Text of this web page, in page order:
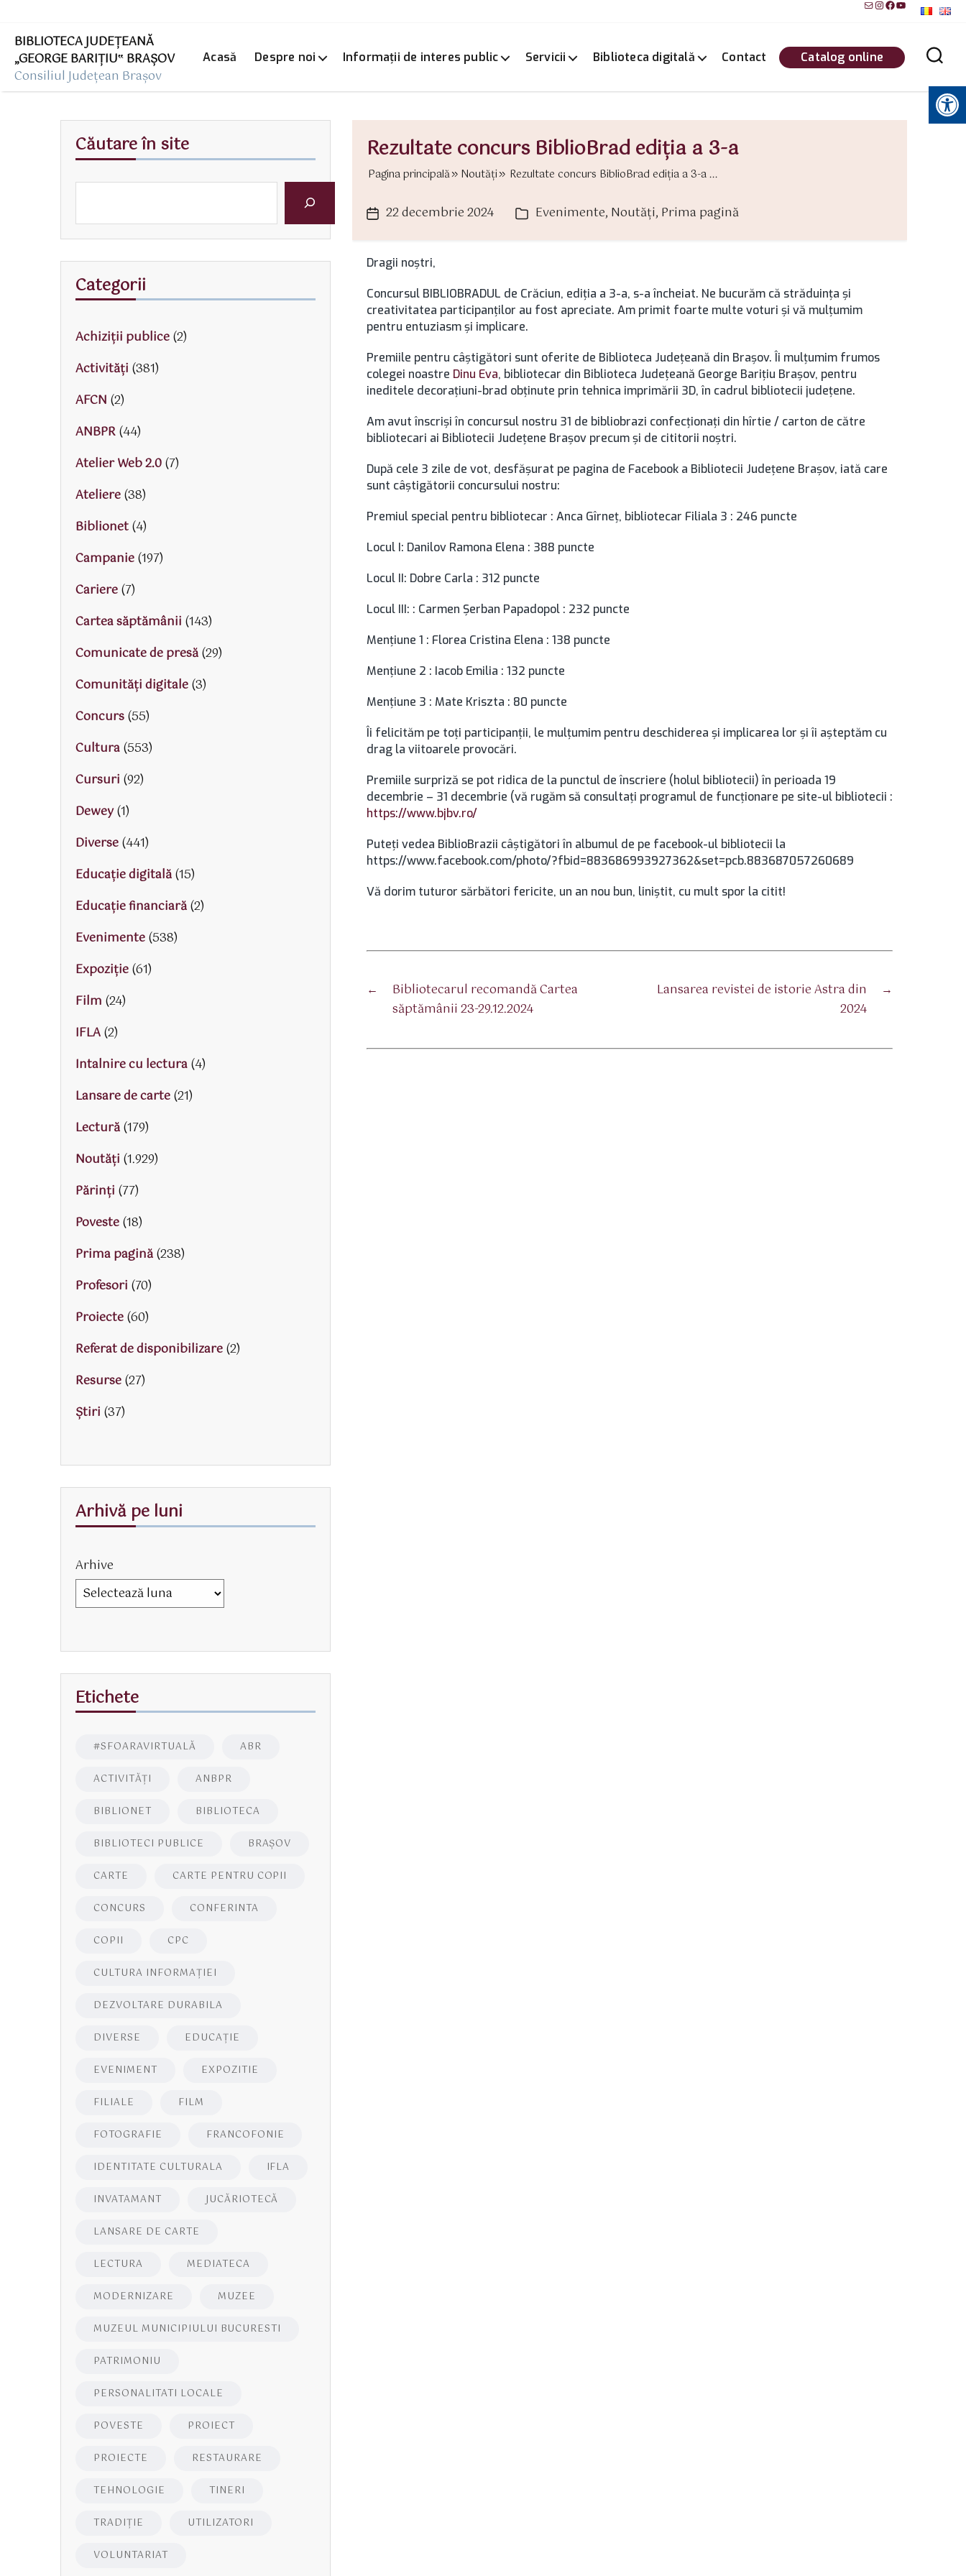
MailInstagram
Facebook
YouTube
BIBLIOTECA JUDEȚEANĂ
„GEORGE BARIŢIU‟ BRAŞOV
Consiliul Județean Brașov
Acasă Despre noi Informații de interes public Servicii Biblioteca digitală Contact Catalog online
Rezultate concurs BiblioBrad ediția a 3-a
Pagina principală Noutăți Rezultate concurs BiblioBrad ediția a 3-a ...
Dată22 decembrie 2024 Categorii
Evenimente, Noutăți, Prima pagină
Dragii noștri,
Concursul BIBLIOBRADUL de Crăciun, ediția a 3-a, s-a încheiat. Ne bucurăm că străduința și
creativitatea participanților au fost apreciate. Am primit foarte multe voturi și vă mulțumim
pentru entuziasm și implicare.
Premiile pentru câștigători sunt oferite de Biblioteca Județeană din Brașov. Îi mulțumim frumos
colegei noastre Dinu Eva, bibliotecar din Biblioteca Județeană George Barițiu Brașov, pentru
ineditele decorațiuni-brad obținute prin tehnica imprimării 3D, în cadrul bibliotecii județene.
Am avut înscriși în concursul nostru 31 de bibliobrazi confecționați din hîrtie / carton de către
bibliotecari ai Bibliotecii Județene Brașov precum și de cititorii noștri.
După cele 3 zile de vot, desfășurat pe pagina de Facebook a Bibliotecii Județene Brașov, iată care
sunt câștigătorii concursului nostru:
Premiul special pentru bibliotecar : Anca Gîrneţ, bibliotecar Filiala 3 : 246 puncte
Locul I: Danilov Ramona Elena : 388 puncte
Locul II: Dobre Carla : 312 puncte
Locul III: : Carmen Șerban Papadopol : 232 puncte
Mențiune 1 : Florea Cristina Elena : 138 puncte
Menţiune 2 : Iacob Emilia : 132 puncte
Menţiune 3 : Mate Kriszta : 80 puncte
Îi felicităm pe toți participanții, le mulțumim pentru deschiderea și implicarea lor și îi așteptăm cu
drag la viitoarele provocări.
Premiile surpriză se pot ridica de la punctul de înscriere (holul bibliotecii) în perioada 19
decembrie – 31 decembrie (vă rugăm să consultați programul de funcționare pe site-ul bibliotecii :
https://www.bjbv.ro/
Puteți vedea BiblioBrazii câștigători în albumul de pe facebook-ul bibliotecii la
https://www.facebook.com/photo/?fbid=883686993927362&set=pcb.883687057260689
Vă dorim tuturor sărbători fericite, un an nou bun, liniștit, cu mult spor la citit!
←
Bibliotecarul recomandă Cartea
săptămânii 23-29.12.2024
→
Lansarea revistei de istorie Astra din
2024
Căutare în site
Categorii
Achiziții publice(2)
Activităţi (381)
AFCN (2)
ANBPR(44)
Atelier Web 2.0(7)
Ateliere(38)
Biblionet(4)
Campanie(197)
Cariere(7)
Cartea săptămânii (143)
Comunicate de presă(29)
Comunități digitale(3)
Concurs(55)
Cultura(553)
Cursuri (92)
Dewey(1)
Diverse(441)
Educaţie digitală(15)
Educaţie financiară(2)
Evenimente(538)
Expoziție(61)
Film (24)
IFLA(2)
Intalnire cu lectura(4)
Lansare de carte(21)
Lectură(179)
Noutăți (1.929)
Părinţi (77)
Poveste(18)
Prima pagină(238)
Profesori (70)
Proiecte(60)
Referat de disponibilizare(2)
Resurse(27)
Știri (37)
Arhivă pe luni
Arhive
Etichete
#SFOARAVIRTUALĂ ABR
ACTIVITĂŢI ANBPR
BIBLIONET BIBLIOTECA
BIBLIOTECI PUBLICE BRAŞOV
CARTE CARTE PENTRU COPII
CONCURS CONFERINTA
COPII CPC
CULTURA INFORMAŢIEI
DEZVOLTARE DURABILA
DIVERSE EDUCAŢIE
EVENIMENT EXPOZITIE
FILIALE FILM
FOTOGRAFIE FRANCOFONIE
IDENTITATE CULTURALA IFLA
INVATAMANT JUCĂRIOTECĂ
LANSARE DE CARTE
LECTURA MEDIATECA
MODERNIZARE MUZEE
MUZEUL MUNICIPIULUI BUCURESTI
PATRIMONIU
PERSONALITATI LOCALE
POVESTE PROIECT
PROIECTE RESTAURARE
TEHNOLOGIE TINERI
TRADIȚIE UTILIZATORI
VOLUNTARIAT
Instrumente pentru accesibilitate